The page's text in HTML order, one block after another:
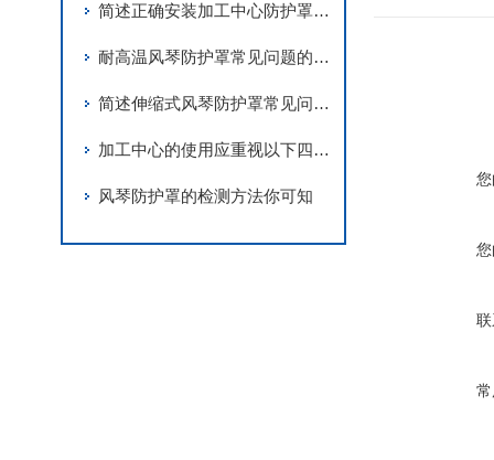
简述正确安装加工中心防护罩的方法
耐高温风琴防护罩常见问题的解决方法分享
简述伸缩式风琴防护罩常见问题的应对方法
加工中心的使用应重视以下四个方面要求
风琴防护罩的检测方法你可知